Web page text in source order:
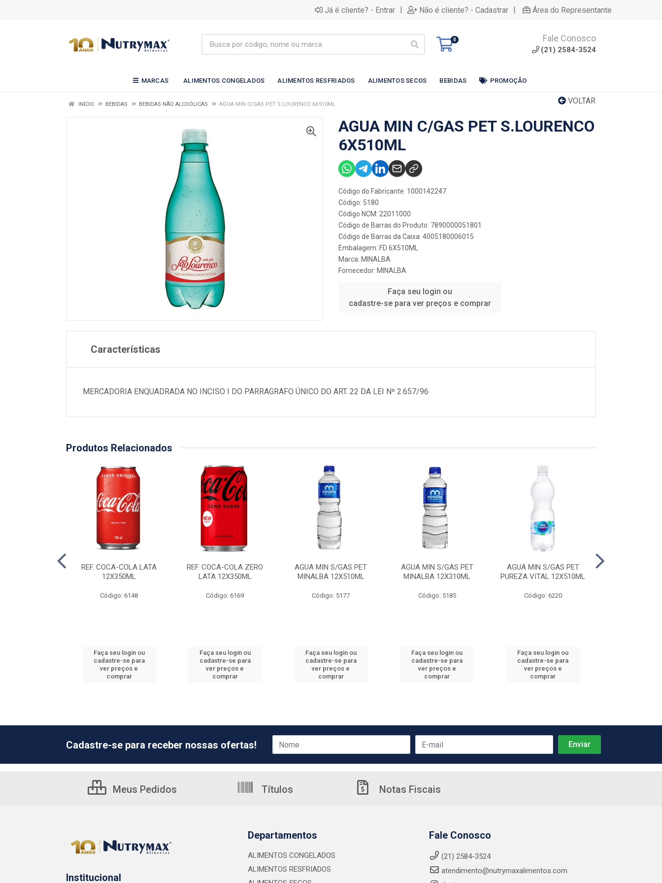
Já é cliente? - Entrar | Não é cliente? - Cadastrar | Área do Representante
0 Fale Conosco
(21) 2584-3524
MARCAS ALIMENTOS CONGELADOS ALIMENTOS RESFRIADOS ALIMENTOS SECOS BEBIDAS PROMOÇÃO
VOLTAR
INÍCIO BEBIDAS BEBIDAS NÃO ALCOÓLICAS AGUA MIN C/GAS PET S.LOURENCO 6X510ML
AGUA MIN C/GAS PET S.LOURENCO
6X510ML
Código do Fabricante: 1000142247
Código: 5180
Código NCM: 22011000
Código de Barras do Produto: 7890000051801
Código de Barras da Caixa: 4005180006015
Embalagem: FD 6X510ML
Marca: MINALBA
Fornecedor: MINALBA
Faça seu login ou
cadastre-se para ver preços e comprar
Características
MERCADORIA ENQUADRADA NO INCISO I DO PARRAGRAFO ÚNICO DO ART. 22 DA LEI Nº 2.657/96
Produtos Relacionados
REF. COCA-COLA LATA
12X350ML
Código: 6148
Faça seu login ou
cadastre-se para
ver preços e
comprar
REF. COCA-COLA ZERO
LATA 12X350ML
Código: 6169
Faça seu login ou
cadastre-se para
ver preços e
comprar
AGUA MIN S/GAS PET
MINALBA 12X510ML
Código: 5177
Faça seu login ou
cadastre-se para
ver preços e
comprar
AGUA MIN S/GAS PET
MINALBA 12X310ML
Código: 5185
Faça seu login ou
cadastre-se para
ver preços e
comprar
AGUA MIN S/GAS PET
PUREZA VITAL 12X510ML
Código: 6220
Faça seu login ou
cadastre-se para
ver preços e
comprar
Cadastre-se para receber nossas ofertas!
Meus Pedidos Títulos Notas Fiscais
Institucional
Departamentos
ALIMENTOS CONGELADOS
ALIMENTOS RESFRIADOS
Fale Conosco
(21) 2584-3524
atendimento@nutrymaxalimentos.com